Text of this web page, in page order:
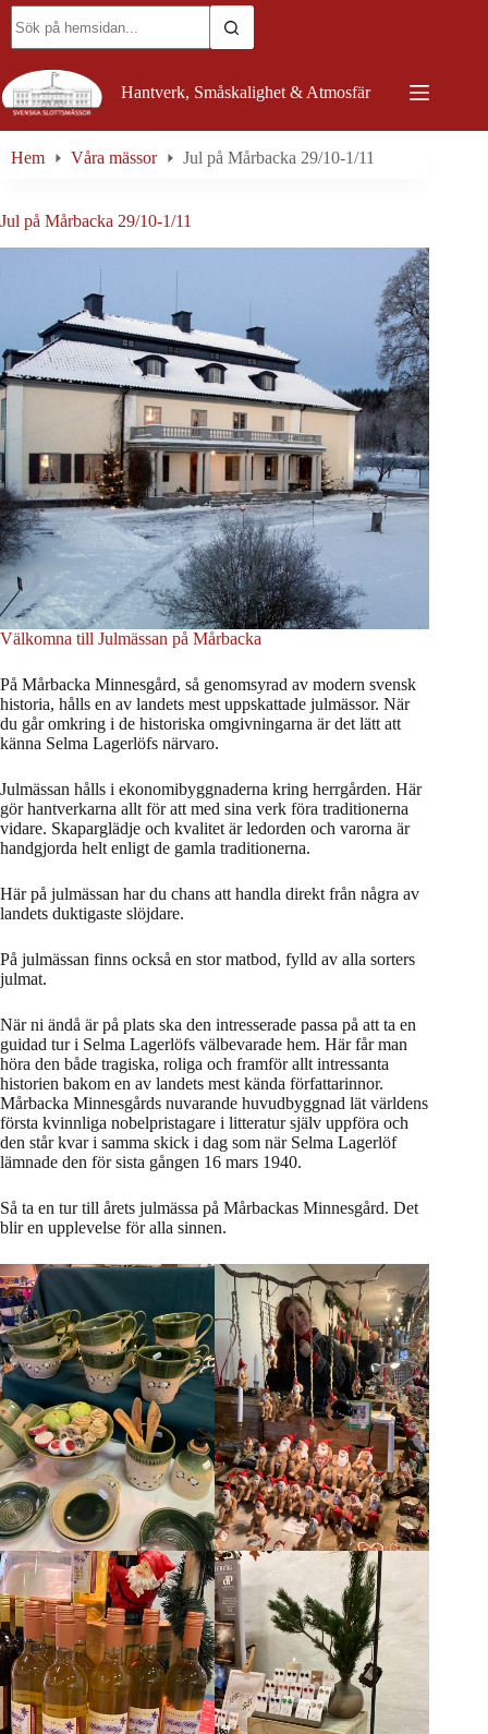
Skip
content
results
Hantverk, Småskalighet & Atmosfär
Hem Våra mässor Jul på Mårbacka 29/10-1/11
Jul på Mårbacka 29/10-1/11
Välkomna till Julmässan på Mårbacka
På Mårbacka Minnesgård, så genomsyrad av modern svensk
historia, hålls en av landets mest uppskattade julmässor. När
du går omkring i de historiska omgivningarna är det lätt att
känna Selma Lagerlöfs närvaro.
Julmässan hålls i ekonomibyggnaderna kring herrgården. Här
gör hantverkarna allt för att med sina verk föra traditionerna
vidare. Skaparglädje och kvalitet är ledorden och varorna är
handgjorda helt enligt de gamla traditionerna.
Här på julmässan har du chans att handla direkt från några av
landets duktigaste slöjdare.
På julmässan finns också en stor matbod, fylld av alla sorters
julmat.
När ni ändå är på plats ska den intresserade passa på att ta en
guidad tur i Selma Lagerlöfs välbevarade hem. Här får man
höra den både tragiska, roliga och framför allt intressanta
historien bakom en av landets mest kända författarinnor.
Mårbacka Minnesgårds nuvarande huvudbyggnad lät världens
första kvinnliga nobelpristagare i litteratur själv uppföra och
den står kvar i samma skick i dag som när Selma Lagerlöf
lämnade den för sista gången 16 mars 1940.
Så ta en tur till årets julmässa på Mårbackas Minnesgård. Det
blir en upplevelse för alla sinnen.